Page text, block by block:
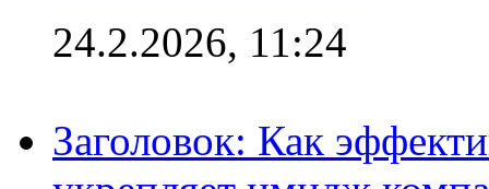
24.2.2026, 11:24
Заголовок: Как